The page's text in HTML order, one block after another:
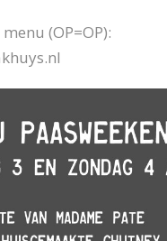
(OP=OP):